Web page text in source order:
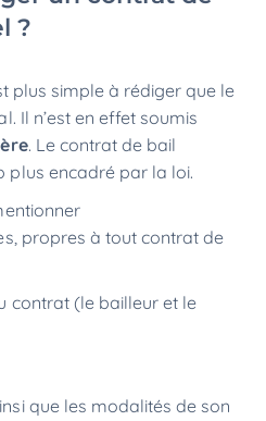
?
plus simple à rédiger que le
Il n’est en effet soumis
. Le contrat de bail
plus encadré par la loi.
propres à tout contrat de
contrat (le bailleur et le
que les modalités de son